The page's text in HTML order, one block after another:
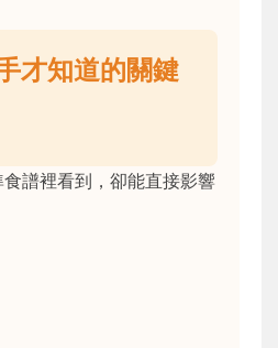
才知道的關鍵
譜裡看到，卻能直接影響